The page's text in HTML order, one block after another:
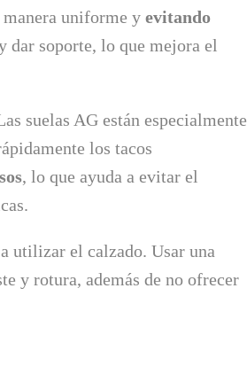
uniforme y evitando
dar soporte, lo que mejora el
suelas AG están especialmente
los tacos
, lo que ayuda a evitar el
utilizar el calzado. Usar una
y rotura, además de no ofrecer